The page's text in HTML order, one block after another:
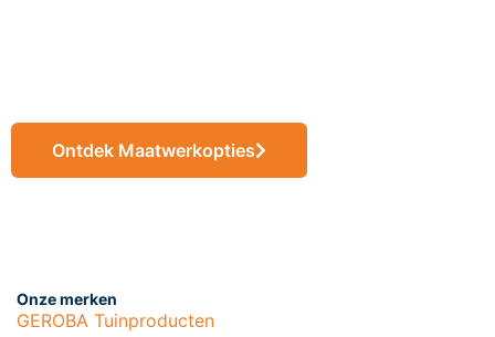
Ontdek Maatwerkopties
Onze merken
GEROBA Tuinproducten